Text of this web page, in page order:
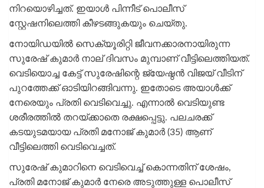
നിറയൊഴിച്ചത്. ഇയാൾ പിന്നീട് പൊലീസ്
സ്റ്റേഷനിലെത്തി കീഴടങ്ങുകയും ചെയ്തു.
നോയിഡയിൽ സെക്യൂരിറ്റി ജീവനക്കാരനായിരുന്ന
സുരേഷ് കുമാർ നാല് ദിവസം മുമ്പാണ് വീട്ടിലെത്തിയത്.
വെടിയൊച്ച കേട്ട് സുരേഷിന്റെ ജ്യേഷ്ഠൻ വിജയ് വീടിന്
പുറത്തേക്ക് ഓടിയിറങ്ങിവന്നു. ഇതോടെ അയാൾക്ക്
നേരെയും പ്രതി വെടിവെച്ചു. എന്നാൽ വെടിയുണ്ട
ശരീരത്തിൽ തറയ്ക്കാതെ രക്ഷപ്പെട്ടു. പലചരക്ക്
കടയുടമയായ പ്രതി മനോജ് കുമാർ (35) ആണ്
വീട്ടിലെത്തി വെടിവെച്ചത്.
സുരേഷ് കുമാറിനെ വെടിവെച്ച് കൊന്നതിന് ശേഷം,
പ്രതി മനോജ് കുമാർ നേരെ അടുത്തുള്ള പൊലീസ്